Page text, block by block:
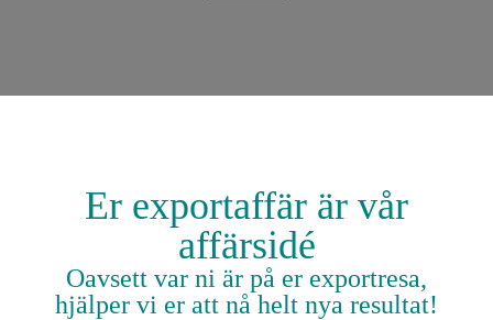
Er exportaffär är vår
affärsidé
Oavsett var ni är på er exportresa,
hjälper vi er att nå helt nya resultat!